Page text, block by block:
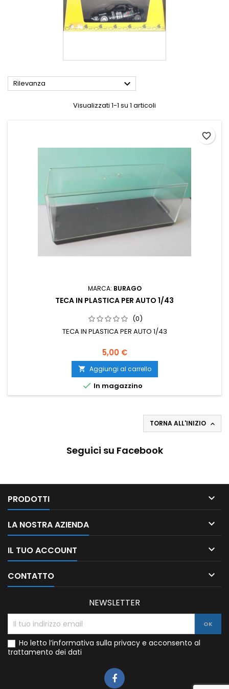
Rilevanza 
Visualizzati 1-1 su 1 articoli
MARCA: BURAGO
TECA IN PLASTICA PER AUTO 1/43
(0)
TECA IN PLASTICA PER AUTO 1/43
5,00 €
 Aggiungi al carrello
 In magazzino
favorite_border
TORNA ALL'INIZIO 
Seguici su Facebook
PRODOTTI 
LA NOSTRA AZIENDA 
IL TUO ACCOUNT 
CONTATTO 
NEWSLETTER
Ho letto l’informativa sulla privacy e acconsento al
trattamento dei dati